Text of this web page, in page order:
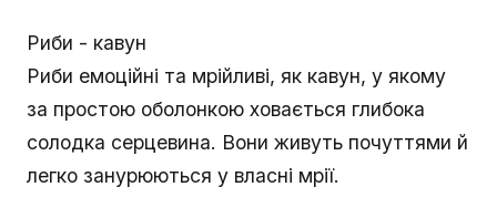
Риби - кавун
Риби емоційні та мрійливі, як кавун, у якому
за простою оболонкою ховається глибока
солодка серцевина. Вони живуть почуттями й
легко занурюються у власні мрії.